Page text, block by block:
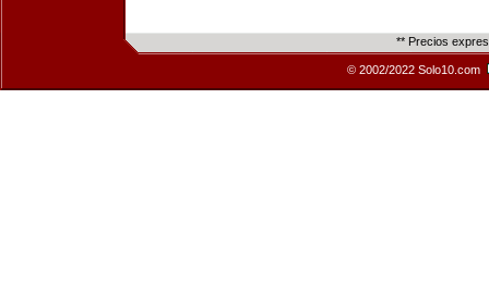
** Precios
© 2002/2022 Solo10.com